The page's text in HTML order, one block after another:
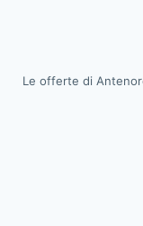
Le offerte di